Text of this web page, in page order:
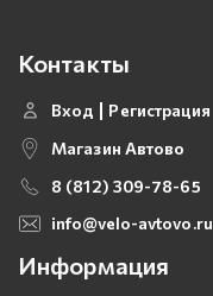
Контакты
Вход
Регистрация
Магазин Автово
8 (812) 309-78-65
info@velo-avtovo.ru
Информация